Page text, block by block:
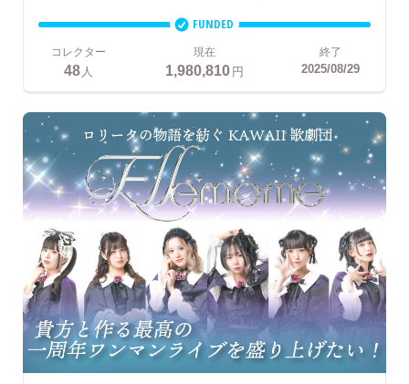
FUNDED
コレクター
48 人
現在
1,980,810円
終了
2025/08/29